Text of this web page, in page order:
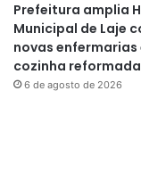
Prefeitura amplia
Municipal de Laje
novas enfermarias
cozinha reformada
6 de agosto de 2026